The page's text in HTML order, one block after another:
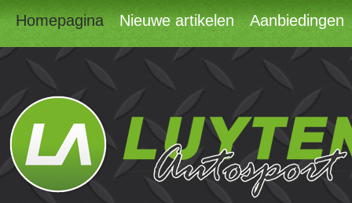
Homepagina Nieuwe artikelen Aanbiedingen